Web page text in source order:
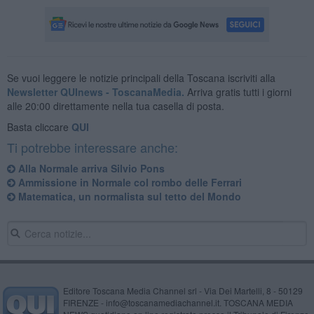
Se vuoi leggere le notizie principali della Toscana iscriviti alla
Newsletter QUInews - ToscanaMedia. Arriva gratis tutti i giorni
alle 20:00 direttamente nella tua casella di posta.
Basta cliccare QUI
Ti potrebbe interessare anche:
Alla Normale arriva Silvio Pons
Ammissione in Normale col rombo delle Ferrari
Matematica, un normalista sul tetto del Mondo
Editore Toscana Media Channel srl - Via Dei Martelli, 8 - 50129
FIRENZE - info@toscanamediachannel.it. TOSCANA MEDIA